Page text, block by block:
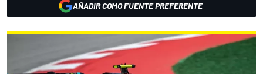
AÑADIR COMO FUENTE PREFERENTE